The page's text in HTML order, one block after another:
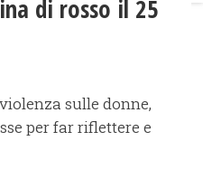
di rosso il 25
sulle donne,
per far riflettere e